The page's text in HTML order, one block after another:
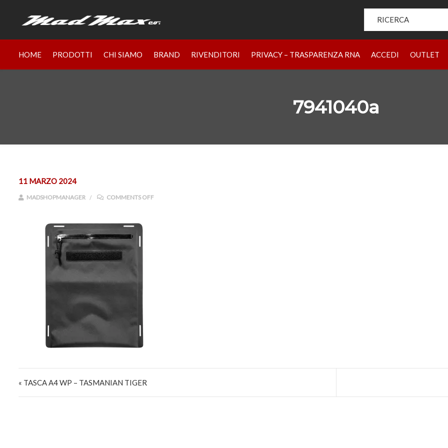
HOME PRODOTTI CHI SIAMO BRAND RIVENDITORI PRIVACY – TRASPARENZA RNA ACCEDI OUTLET
HOME PRODOTTI CHI SIAMO BRAND
7941040a
11 MARZO 2024
MADSHOPMANAGER COMMENTS OFFON 7941040A
Navigazione articoli
« TASCA A4 WP – TASMANIAN TIGER